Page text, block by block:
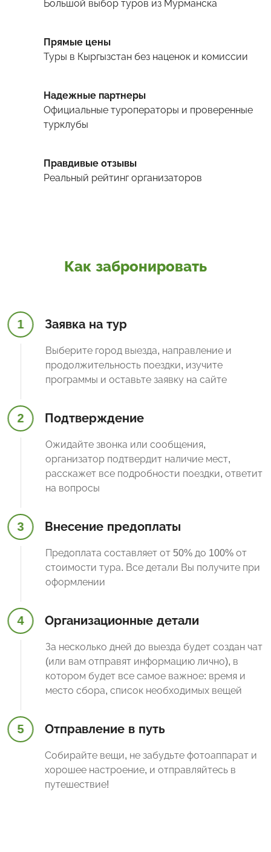
Большой выбор туров из Мурманска
Прямые цены
Туры в Кыргызстан без наценок и комиссии
Надежные партнеры
Официальные туроператоры и проверенные
турклубы
Правдивые отзывы
Реальный рейтинг организаторов
Как забронировать
1 Заявка на тур
Выберите город выезда, направление и
продолжительность поездки, изучите
программы и оставьте заявку на сайте
2 Подтверждение
Ожидайте звонка или сообщения,
организатор подтвердит наличие мест,
расскажет все подробности поездки, ответит
на вопросы
3 Внесение предоплаты
Предоплата составляет от 50% до 100% от
стоимости тура. Все детали Вы получите при
оформлении
4 Организационные детали
За несколько дней до выезда будет создан чат
(или вам отправят информацию лично), в
котором будет все самое важное: время и
место сбора, список необходимых вещей
5 Отправление в путь
Собирайте вещи, не забудьте фотоаппарат и
хорошее настроение, и отправляйтесь в
путешествие!